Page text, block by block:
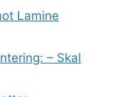
Lamine
– Skal